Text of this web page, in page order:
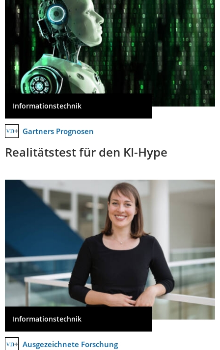
Informationstechnik
Gartners Prognosen
Realitätstest für den KI-Hype
Informationstechnik
Ausgezeichnete Forschung